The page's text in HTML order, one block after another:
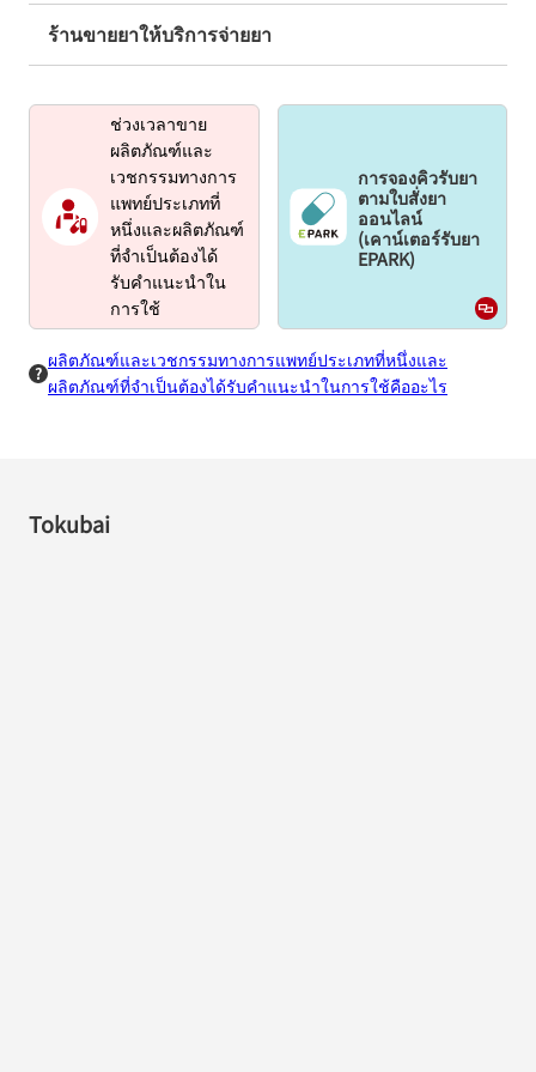
ร้านขายยาให้บริการจ่ายยา
ช่วงเวลาขาย
ผลิตภัณฑ์และ
เวชกรรมทางการ
แพทย์ประเภทที่
หนึ่งและผลิตภัณฑ์
ที่จำเป็นต้องได้
รับคำแนะนำใน
การใช้
การจองคิวรับยา
ตามใบสั่งยา
ออนไลน์
(เคาน์เตอร์รับยา
EPARK)
ผลิตภัณฑ์และเวชกรรมทางการแพทย์ประเภทที่หนึ่งและ
ผลิตภัณฑ์ที่จำเป็นต้องได้รับคำแนะนำในการใช้คืออะไร
Tokubai